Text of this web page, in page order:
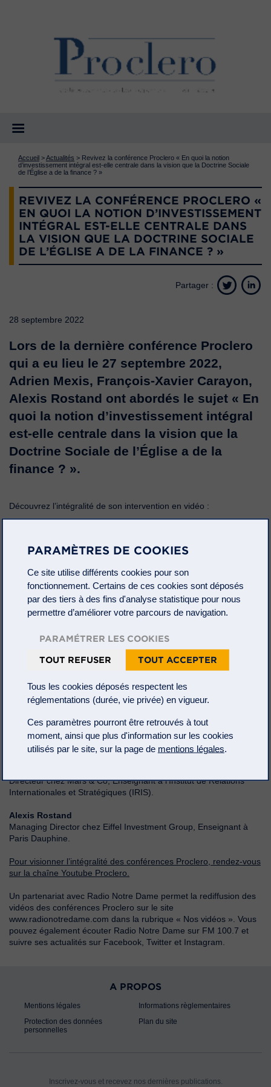
Accueil >Actualités > Revivez la conférence Proclero « En quoi la notion
d’investissement intégral est-elle centrale dans la vision que la Doctrine Sociale
de l’Église a de la finance ? »
REVIVEZ LA CONFÉRENCE PROCLERO «
EN QUOI LA NOTION D’INVESTISSEMENT
INTÉGRAL EST-ELLE CENTRALE DANS
LA VISION QUE LA DOCTRINE SOCIALE
DE L’ÉGLISE A DE LA FINANCE ? »
Partager :
28 septembre 2022
Lors de la dernière conférence Proclero
qui a eu lieu le 27 septembre 2022,
Adrien Mexis, François-Xavier Carayon,
Alexis Rostand ont abordés le sujet « En
quoi la notion d’investissement intégral
est-elle centrale dans la vision que la
Doctrine Sociale de l’Église a de la
finance ? ».
Découvrez l’intégralité de son intervention en vidéo :
Adrien Mexis
Administrateur à la Commission Européenne.
Directeur chez Mars & Co, Enseignant à l’Institut de Relations
Internationales et Stratégiques (IRIS).
Alexis Rostand
Managing Director chez Eiffel Investment Group, Enseignant à
Paris Dauphine.
Pour visionner l’intégralité des conférences Proclero, rendez-vous
sur la chaîne Youtube Proclero.
Un partenariat avec Radio Notre Dame permet la rediffusion des
vidéos des conférences Proclero sur le site
www.radionotredame.com dans la rubrique « Nos vidéos ». Vous
pouvez également écouter Radio Notre Dame sur FM 100.7 et
suivre ses actualités sur Facebook, Twitter et Instagram.
A PROPOS
Mentions légales
Protection des données
personnelles
Informations règlementaires
Plan du site
Inscrivez-vous et recevez nos dernières publications.
PARAMÈTRES DE COOKIES
Ce site utilise différents cookies pour son
fonctionnement. Certains de ces cookies sont déposés
par des tiers à des fins d'analyse statistique pour nous
permettre d’améliorer votre parcours de navigation.
PARAMÉTRER LES COOKIES
TOUT REFUSER TOUT ACCEPTER
Tous les cookies déposés respectent les
réglementations (durée, vie privée) en vigueur.
Ces paramètres pourront être retrouvés à tout
moment, ainsi que plus d'information sur les cookies
utilisés par le site, sur la page de mentions légales.